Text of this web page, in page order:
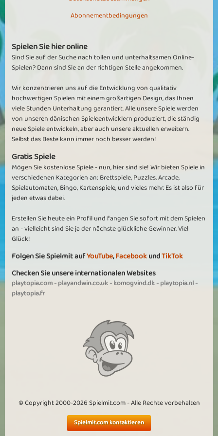
Time Goes By Time Spins
es ist ein sehr schönes Spiel aber auf die Dauer langweilig es
kommen zu wenige Spiele zwischen durch
Bambel
wird auf dauer langweilig.
macht mir kein spass mehr ,wird auf dauer langweilig. lucky dice
Sunny1604
Ist OK !
Macht Spass ist aber langwierig. Die Minispiele sind selten. Mehr
Action fände ich besser. So wie bei den alten Slots.
Frank64
Time Machine
Macht Spass ist aber langwierig. Die Minispiele sind selten. Mehr
Action fände ich besser. So wie bei den alten SLOTS.
Mehr sehen
Abonnementbedingungen
Spielen Sie hier online
Sind Sie auf der Suche nach tollen und unterhaltsamen Online-
Spielen? Dann sind Sie an der richtigen Stelle angekommen.
Wir konzentrieren uns auf die Entwicklung von qualitativ
hochwertigen Spielen mit einem großartigen Design, das Ihnen
viele Stunden Unterhaltung garantiert. Alle unsere Spiele werden
von unseren dänischen Spieleentwicklern produziert, die ständig
neue Spiele entwickeln, aber auch unsere aktuellen erweitern.
Selbst das Beste kann immer noch besser werden!
Gratis Spiele
Mögen Sie kostenlose Spiele - nun, hier sind sie! Wir bieten Spiele in
verschiedenen Kategorien an: Brettspiele, Puzzles, Arcade,
Spielautomaten, Bingo, Kartenspiele, und vieles mehr. Es ist also für
jeden etwas dabei.
Erstellen Sie heute ein Profil und fangen Sie sofort mit dem Spielen
an - vielleicht sind Sie ja der nächste glückliche Gewinner. Viel
Glück!
Folgen Sie Spielmit aufYouTube,FacebookundTikTok
Checken Sie unsere internationalen Websites
playtopia.com-playandwin.co.uk-komogvind.dk-playtopia.nl-
playtopia.fr
© Copyright 2000-2026 Spielmit.com - Alle Rechte vorbehalten
Spielmit.com kontaktieren